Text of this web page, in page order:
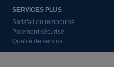
SERVICES PLUS
Satisfait ou remboursé
Paiement sécurisé
Qualité de service